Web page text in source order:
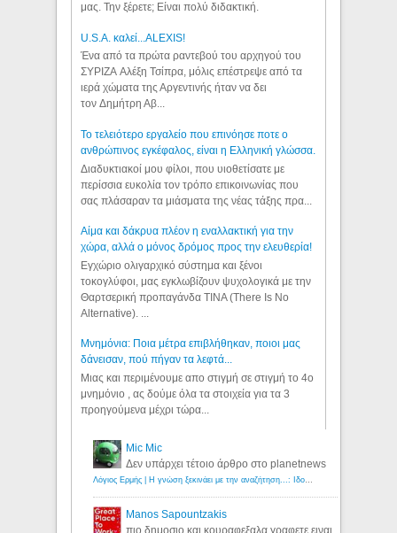
μας. Την ξέρετε; Είναι πολύ διδακτική.
U.S.A. καλεί...ALEXIS!
Ένα από τα πρώτα ραντεβού του αρχηγού του
ΣΥΡΙΖΑ Αλέξη Τσίπρα, μόλις επέστρεψε από τα
ιερά χώματα της Αργεντινής ήταν να δει
τον Δημήτρη Αβ...
Το τελειότερο εργαλείο που επινόησε ποτε ο
ανθρώπινος εγκέφαλος, είναι η Ελληνική γλώσσα.
Διαδυκτιακοί μου φίλοι, που υιοθετίσατε με
περίσσια ευκολία τον τρόπο επικοινωνίας που
σας πλάσαραν τα μιάσματα της νέας τάξης πρα...
Αίμα και δάκρυα πλέον η εναλλακτική για την
χώρα, αλλά ο μόνος δρόμος προς την ελευθερία!
Εγχώριο ολιγαρχικό σύστημα και ξένοι
τοκογλύφοι, μας εγκλωβίζουν ψυχολογικά με την
Θαρτσερική προπαγάνδα TINA (There Is No
Alternative). ...
Μνημόνια: Ποια μέτρα επιβλήθηκαν, ποιοι μας
δάνεισαν, πού πήγαν τα λεφτά...
Μιας και περιμένουμε απο στιγμή σε στιγμή το 4ο
μνημόνιο , ας δούμε όλα τα στοιχεία για τα 3
προηγούμενα μέχρι τώρα...
Mic Mic
Δεν υπάρχει τέτοιο άρθρο στο planetnews
Λόγιος Ερμής | Η γνώση ξεκινάει με την αναζήτηση...: Ιδού οι 18 που χρωστούν 11 δις ευρώ!
Manos Sapountzakis